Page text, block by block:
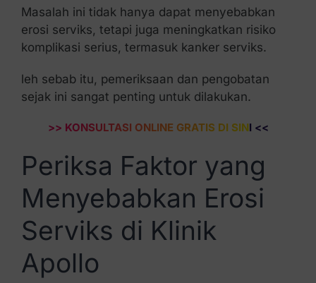
Masalah ini tidak hanya dapat menyebabkan
erosi serviks, tetapi juga meningkatkan risiko
komplikasi serius, termasuk kanker serviks.
leh sebab itu, pemeriksaan dan pengobatan
sejak ini sangat penting untuk dilakukan.
>> KONSULTASI ONLINE GRATIS DI SINI <<
Periksa Faktor yang
Menyebabkan Erosi
Serviks di Klinik
Apollo